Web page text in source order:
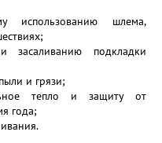
использованию шлема,
засаливанию подкладки
и грязи;
тепло и защиту от
года;